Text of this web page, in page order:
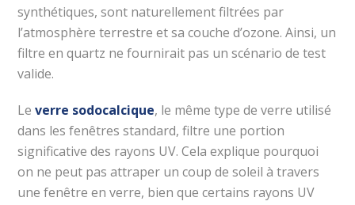
synthétiques, sont naturellement filtrées par
l’atmosphère terrestre et sa couche d’ozone. Ainsi, un
filtre en quartz ne fournirait pas un scénario de test
valide.
Leverre sodocalcique, le même type de verre utilisé
dans les fenêtres standard, filtre une portion
significative des rayons UV. Cela explique pourquoi
on ne peut pas attraper un coup de soleil à travers
une fenêtre en verre, bien que certains rayons UV